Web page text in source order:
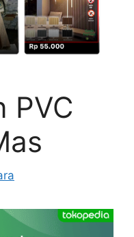
PVC